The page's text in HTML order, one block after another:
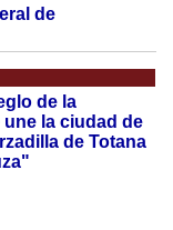
de
de la
la ciudad de
de Totana